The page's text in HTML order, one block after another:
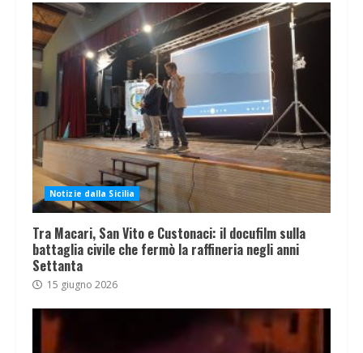
Notizie dalla Sicilia
Tra Macari, San Vito e Custonaci: il docufilm sulla
battaglia civile che fermò la raffineria negli anni
Settanta
15 giugno 2026